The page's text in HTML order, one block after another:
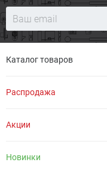
Каталог товаров
Распродажа
Акции
Новинки